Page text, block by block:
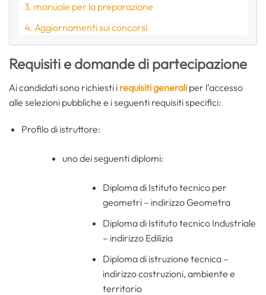
manuale per la preparazione
Aggiornamenti sui concorsi
Requisiti e domande di partecipazione
Ai candidati sono richiesti i requisiti generali per l’accesso
alle selezioni pubbliche e i seguenti requisiti specifici:
Profilo di istruttore:
uno dei seguenti diplomi:
Diploma di Istituto tecnico per
geometri – indirizzo Geometra
Diploma di Istituto tecnico Industriale
– indirizzo Edilizia
Diploma di istruzione tecnica –
indirizzo costruzioni, ambiente e
territorio